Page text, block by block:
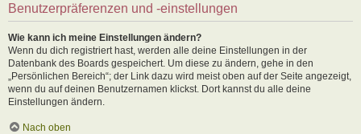
Benutzerpräferenzen und -einstellungen
Wie kann ich meine Einstellungen ändern?
Wenn du dich registriert hast, werden alle deine Einstellungen in der
Datenbank des Boards gespeichert. Um diese zu ändern, gehe in den
„Persönlichen Bereich“; der Link dazu wird meist oben auf der Seite angezeigt,
wenn du auf deinen Benutzernamen klickst. Dort kannst du alle deine
Einstellungen ändern.
Nach oben